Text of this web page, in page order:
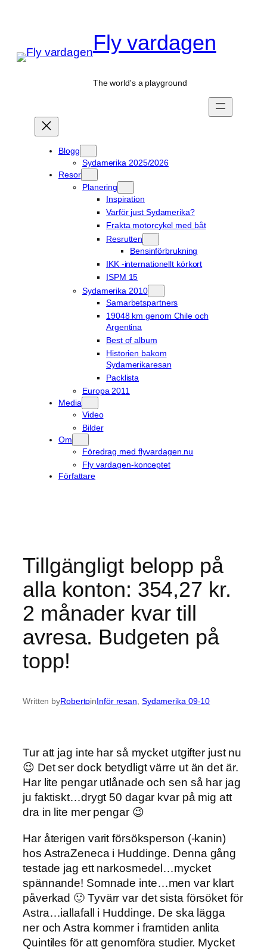
Fly vardagen
The world's a playground
Blogg
Sydamerika 2025/2026
Resor
Planering
Inspiration
Varför just Sydamerika?
Frakta motorcykel med båt
Resrutten
Bensinförbrukning
IKK -internationellt körkort
ISPM 15
Sydamerika 2010
Samarbetspartners
19048 km genom Chile och
Argentina
Best of album
Historien bakom
Sydamerikaresan
Packlista
Europa 2011
Media
Video
Bilder
Om
Föredrag med flyvardagen.nu
Fly vardagen-konceptet
Författare
Tillgängligt belopp på
alla konton: 354,27 kr.
2 månader kvar till
avresa. Budgeten på
topp!
Written byRobertoinInför resan, Sydamerika 09-10
Tur att jag inte har så mycket utgifter just nu
😉 Det ser dock betydligt värre ut än det är.
Har lite pengar utlånade och sen så har jag
ju faktiskt…drygt 50 dagar kvar på mig att
dra in lite mer pengar 😉
Har återigen varit försöksperson (-kanin)
hos AstraZeneca i Huddinge. Denna gång
testade jag ett narkosmedel…mycket
spännande! Somnade inte…men var klart
påverkad 🙂 Tyvärr var det sista försöket för
Astra…iallafall i Huddinge. De ska lägga
ner och Astra kommer i framtiden anlita
Quintiles för att genomföra studier. Mycket